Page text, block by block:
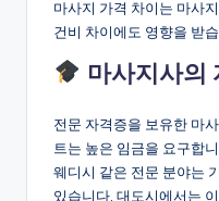
마사지 가격 차이는 마사
건비 차이에도 영향을 받
마사지사의
전문 자격증을 보유한 마
트는 높은 임금을 요구합
웨디시 같은 전문 분야는
있습니다. 대도시에서는